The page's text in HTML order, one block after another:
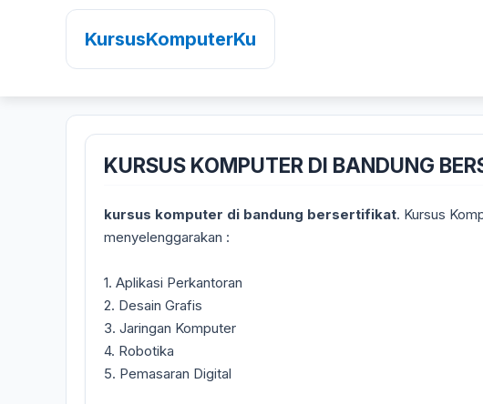
KursusKomputerKu
KURSUS KOMPUTER DI BANDUNG
kursus komputer di bandung bersertifikat. Kursus
menyelenggarakan :
1. Aplikasi Perkantoran
2. Desain Grafis
3. Jaringan Komputer
4. Robotika
5. Pemasaran Digital